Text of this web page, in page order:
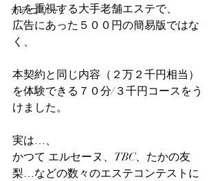
カテゴリー 2
れを重視する大手老舗エステで、
広告にあった５００円の簡易版ではな
く、
本契約と同じ内容（２万２千円相当）
を体験できる７０分/３千円コースをう
けました。
実は…、
かつて エルセーヌ、TBC、たかの友
梨…などの数々のエステコンテストに